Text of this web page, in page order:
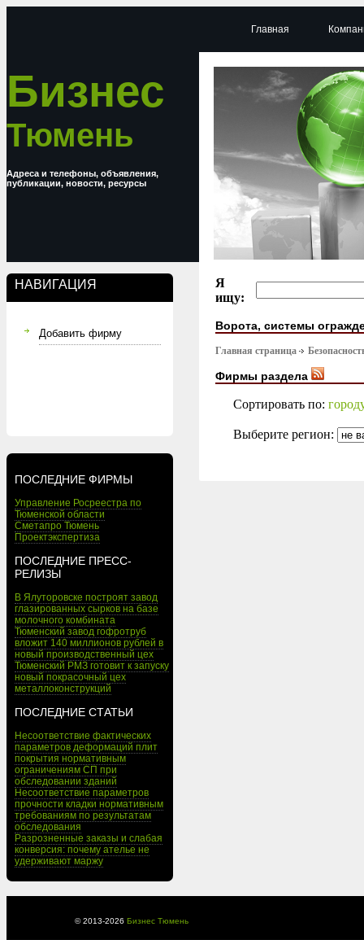
Бизнес
Тюмень
Адреса и телефоны, объявления,
публикации, новости, ресурсы
НАВИГАЦИЯ
Добавить фирму
ПОСЛЕДНИЕ ФИРМЫ
Управление Росреестра по
Тюменской области
Сметапро Тюмень
Проектэкспертиза
ПОСЛЕДНИЕ ПРЕСС-
РЕЛИЗЫ
В Ялуторовске построят завод
глазированных сырков на базе
молочного комбината
Тюменский завод гофротруб
вложит 140 миллионов рублей в
новый производственный цех
Тюменский РМЗ готовит к запуску
новый покрасочный цех
металлоконструкций
ПОСЛЕДНИЕ СТАТЬИ
Несоответствие фактических
параметров деформаций плит
покрытия нормативным
ограничениям СП при
обследовании зданий
Несоответствие параметров
прочности кладки нормативным
требованиям по результатам
обследования
Разрозненные заказы и слабая
конверсия: почему ателье не
удерживают маржу
Главная
Я
ищу:
Ворота, системы
Главная страница
Фирмы раздела
Сортировать по:
Выберите регион:
© 2013-2026 Бизнес Тюмень